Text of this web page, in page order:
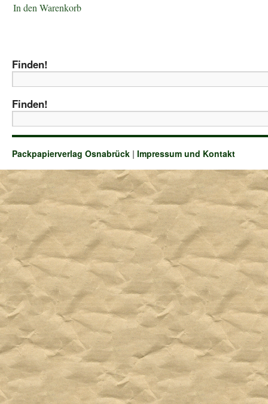
In den Warenkorb
Finden!
Finden!
Packpapierverlag Osnabrück | Impressum und Kontakt